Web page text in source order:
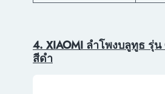
4. XIAOMI ลำโพงบลูทูธ รุ่
สีดำ